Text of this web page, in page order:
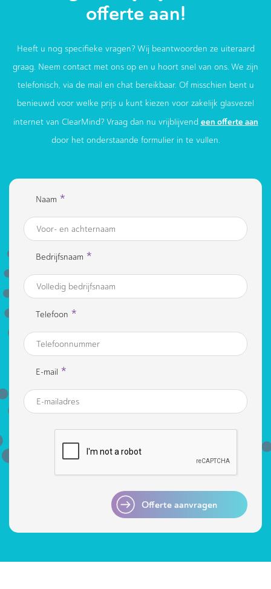
offerte aan!
Heeft u nog specifieke vragen? Wij beantwoorden ze uiteraard
graag. Neem contact met ons op en u hoort snel van ons. We zijn
telefonisch, via de mail en chat bereikbaar. Of misschien bent u
benieuwd voor welke prijs u kunt kiezen voor zakelijk glasvezel
internet van ClearMind? Vraag dan nu vrijblijvend een offerte aan
door het onderstaande formulier in te vullen.
Naam *
Bedrijfsnaam *
Telefoon *
E-mail *
Offerte aanvragen